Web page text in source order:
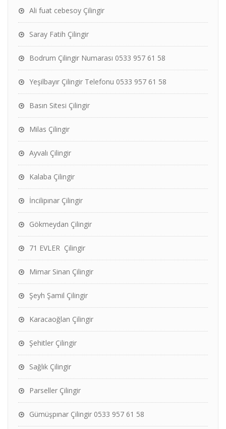
Ali fuat cebesoy Çilingir
Saray Fatih Çilingir
Bodrum Çilingir Numarası 0533 957 61 58
Yeşilbayır Çilingir Telefonu 0533 957 61 58
Basın Sitesi Çilingir
Milas Çilingir
Ayvalı Çilingir
Kalaba Çilingir
İncilipınar Çilingir
Gökmeydan Çilingir
71 EVLER Çilingir
Mimar Sinan Çilingir
Şeyh Şamil Çilingir
Karacaoğlan Çilingir
Şehitler Çilingir
Sağlık Çilingir
Parseller Çilingir
Gümüşpınar Çilingir 0533 957 61 58